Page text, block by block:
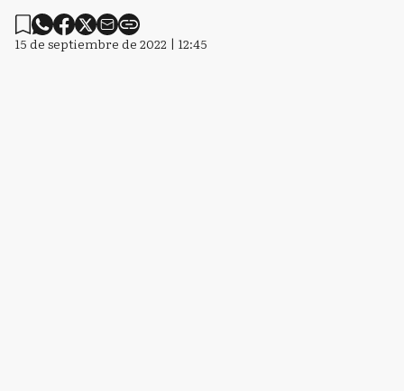
15 de septiembre de 2022 | 12:45